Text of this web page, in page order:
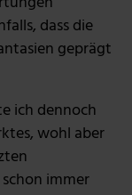
deiner
dass die
geprägt
ich dennoch
wohl aber
immer